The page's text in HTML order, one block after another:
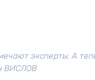
эксперты. А
ВИСЛОВ